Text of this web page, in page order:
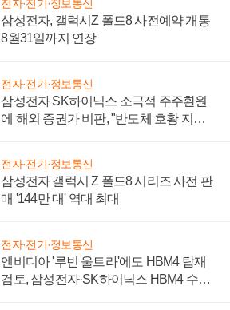
전자·전기·정보통신
삼성전자, 갤럭시Z 폴드8 사전예약 개통
8월31일까지 연장
전자·전기·정보통신
삼성전자 SK하이닉스 소극적 주주환원
에 해외 증권가 비판, "반도체 호황 지속
전자·전기·정보통신
삼성전자 갤럭시 Z 폴드8 시리즈 사전 판
매 '144만 대' 역대 최대
전자·전기·정보통신
엔비디아 '루빈 울트라'에도 HBM4 탑재
검토, 삼성전자·SK하이닉스 HBM4 수율